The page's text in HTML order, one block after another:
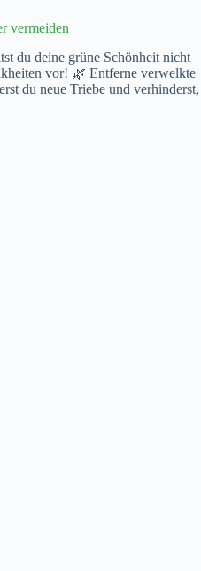
vermeiden
du deine grüne Schönheit nicht
vor! 🌿 Entferne verwelkte
du neue Triebe und verhinderst,